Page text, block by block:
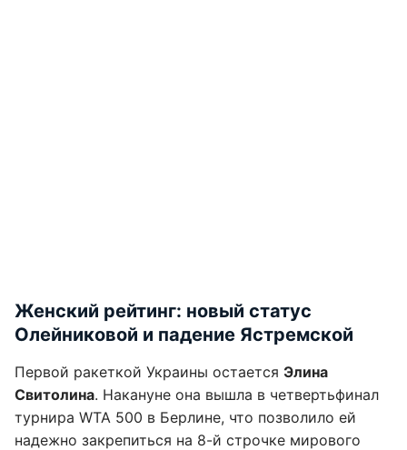
Женский рейтинг: новый статус
Олейниковой и падение Ястремской
Первой ракеткой Украины остается Элина
Свитолина. Накануне она вышла в четвертьфинал
турнира WTA 500 в Берлине, что позволило ей
надежно закрепиться на 8-й строчке мирового